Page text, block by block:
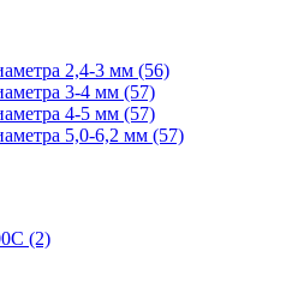
2,4-3 мм (56)
3-4 мм (57)
4-5 мм (57)
5,0-6,2 мм (57)
(2)